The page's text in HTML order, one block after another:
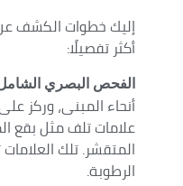
إليك خطوات الكشف
أكثر تفصيلًا:
الفحص البصري
أنحاء المبنى، وركز
علامات تلف مثل بقع
المتقشر. تلك
الرطوبة.